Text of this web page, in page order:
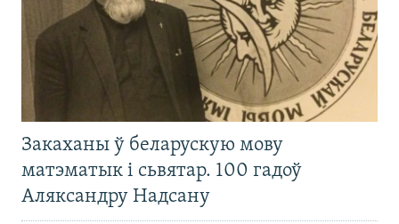
Закаханы ў беларускую мову
матэматык і сьвятар. 100 гадоў
Аляксандру Надсану